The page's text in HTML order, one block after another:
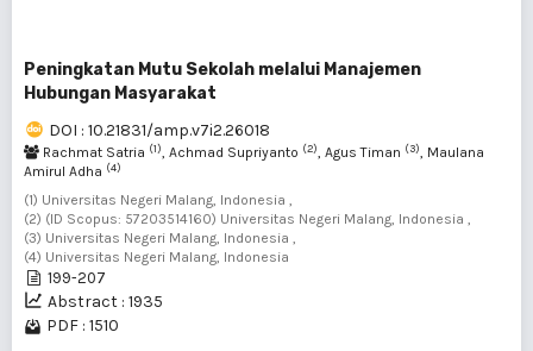
Peningkatan Mutu Sekolah melalui Manajemen
Hubungan Masyarakat
DOI : 10.21831/amp.v7i2.26018
Rachmat Satria (1), Achmad Supriyanto (2), Agus Timan (3), Maulana
Amirul Adha (4)
(1) Universitas Negeri Malang, Indonesia ,
(2) (ID Scopus: 57203514160) Universitas Negeri Malang, Indonesia ,
(3) Universitas Negeri Malang, Indonesia ,
(4) Universitas Negeri Malang, Indonesia
199-207
Abstract : 1935
PDF : 1510